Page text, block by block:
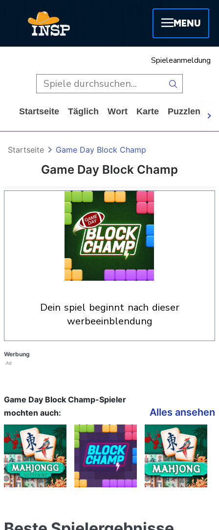
MENU
Spieleanmeldung
Startseite Täglich Wort Karte Puzzlen
Game Day Block Champ
Startseite Game Day Block Champ
dein spiel beginnt nach dieser
werbeeinblendung
Werbung
Ad
Game Day Block Champ-Spieler
mochten auch:
Alles ansehen